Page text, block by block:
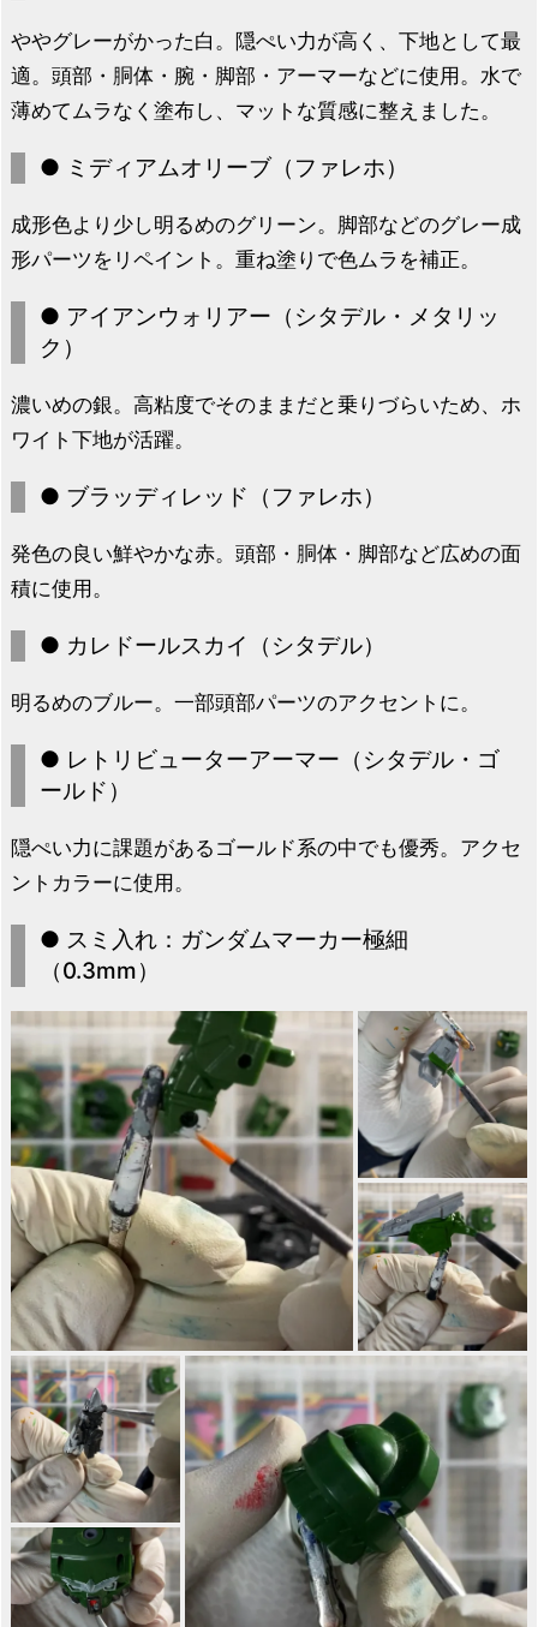
ややグレーがかった白。隠ぺい力が高く、下地として最
適。頭部・胴体・腕・脚部・アーマーなどに使用。水で
薄めてムラなく塗布し、マットな質感に整えました。
● ミディアムオリーブ（ファレホ）
成形色より少し明るめのグリーン。脚部などのグレー成
形パーツをリペイント。重ね塗りで色ムラを補正。
● アイアンウォリアー（シタデル・メタリッ
ク）
濃いめの銀。高粘度でそのままだと乗りづらいため、ホ
ワイト下地が活躍。
● ブラッディレッド（ファレホ）
発色の良い鮮やかな赤。頭部・胴体・脚部など広めの面
積に使用。
● カレドールスカイ（シタデル）
明るめのブルー。一部頭部パーツのアクセントに。
● レトリビューターアーマー（シタデル・ゴ
ールド）
隠ぺい力に課題があるゴールド系の中でも優秀。アクセ
ントカラーに使用。
● スミ入れ：ガンダムマーカー極細
（0.3mm）